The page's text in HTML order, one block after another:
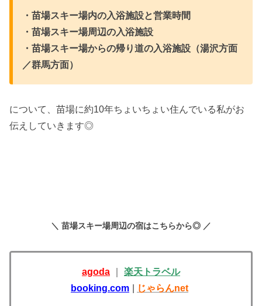
・苗場スキー場内の入浴施設と営業時間
・苗場スキー場周辺の入浴施設
・苗場スキー場からの帰り道の入浴施設（湯沢方面
／群馬方面）
について、苗場に約10年ちょいちょい住んでいる私がお
伝えしていきます◎
＼ 苗場スキー場周辺の宿はこちらから◎ ／
agoda
楽天トラベル
booking.com
じゃらんnet